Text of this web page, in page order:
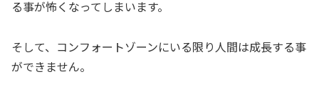
る事が怖くなってしまいます。
そして、コンフォートゾーンにいる限り人間は成長する事
ができません。